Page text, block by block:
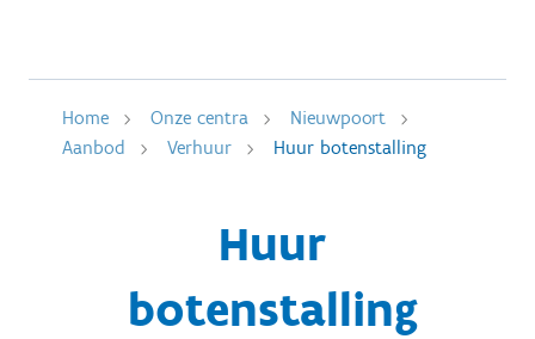
Home Onze centra
Nieuwpoort
Aanbod
Verhuur Huur botenstalling
Huur
botenstalling